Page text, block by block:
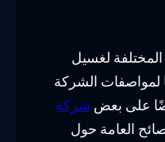
لغسيل
لمواصفات الشركة
على بعض شركة
العامة حول